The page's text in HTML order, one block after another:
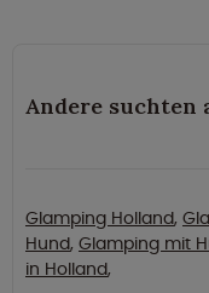
Andere suchten
Glamping Holland,
Hund, Glamping mit
in Holland,